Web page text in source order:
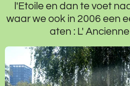
l'Etoile en dan te voet
waar we ook in 2006 een
aten : L'